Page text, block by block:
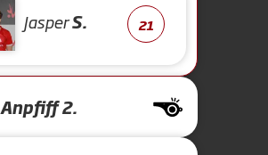
JasperS. 21
Anpfiff 2.